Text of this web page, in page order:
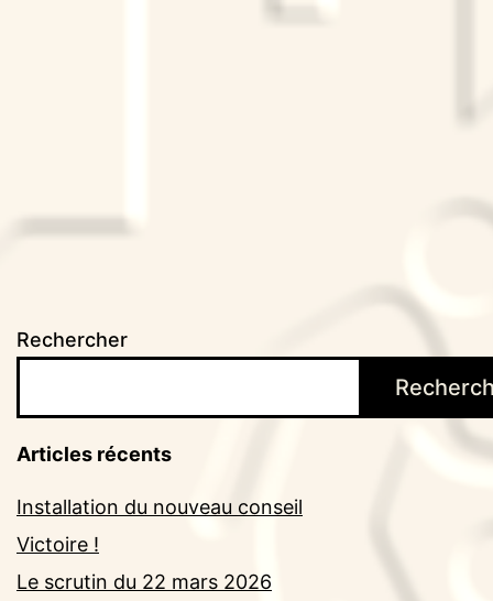
Rechercher
Articles récents
Installation du nouveau conseil
Victoire !
Le scrutin du 22 mars 2026